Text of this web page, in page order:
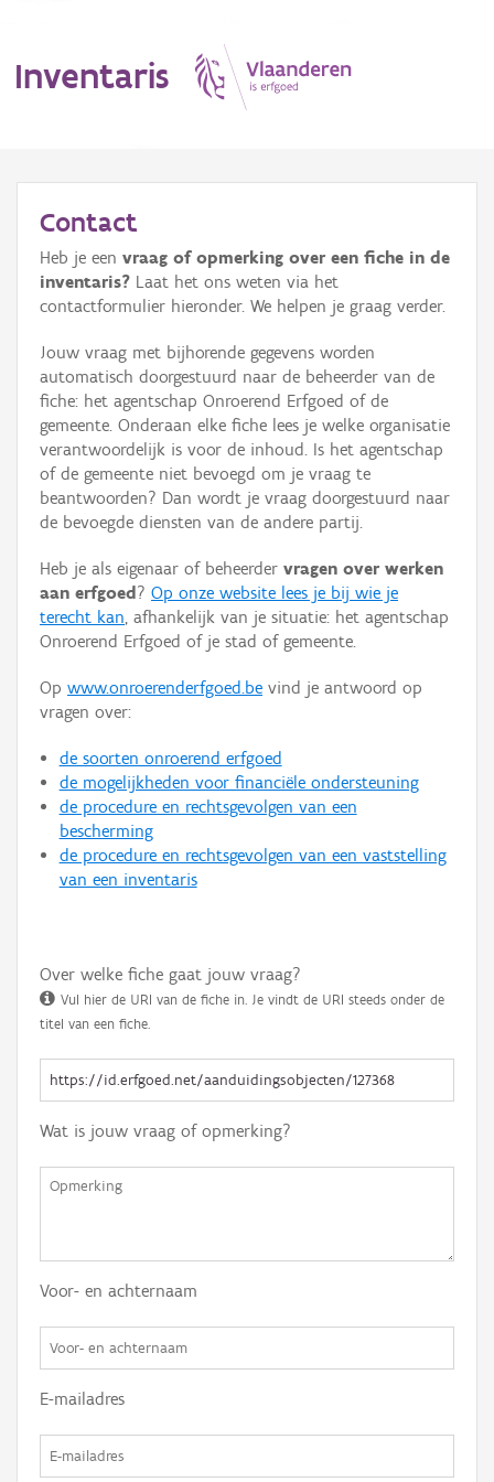
Inventaris
Erfgoedobject
Aanduidingsobject
Waarneming
Thema
Gebeurtenis
Persoon of collectief
Hergebruik
Aanmelden
Contact
Heb je een vraag of opmerking over een fiche in de
inventaris? Laat het ons weten via het
contactformulier hieronder. We helpen je graag verder.
Jouw vraag met bijhorende gegevens worden
automatisch doorgestuurd naar de beheerder van de
fiche: het agentschap Onroerend Erfgoed of de
gemeente. Onderaan elke fiche lees je welke organisatie
verantwoordelijk is voor de inhoud. Is het agentschap
of de gemeente niet bevoegd om je vraag te
beantwoorden? Dan wordt je vraag doorgestuurd naar
de bevoegde diensten van de andere partij.
Heb je als eigenaar of beheerder vragen over werken
aan erfgoed ? Op onze website lees je bij wie je
terecht kan, afhankelijk van je situatie: het agentschap
Onroerend Erfgoed of je stad of gemeente.
Op www.onroerenderfgoed.be vind je antwoord op
vragen over:
de soorten onroerend erfgoed
de mogelijkheden voor financiële ondersteuning
de procedure en rechtsgevolgen van een
bescherming
de procedure en rechtsgevolgen van een vaststelling
van een inventaris
Over welke fiche gaat jouw vraag?
Vul hier de URI van de fiche in. Je vindt de URI steeds onder de
titel van een fiche.
Wat is jouw vraag of opmerking?
Voor- en achternaam
E-mailadres